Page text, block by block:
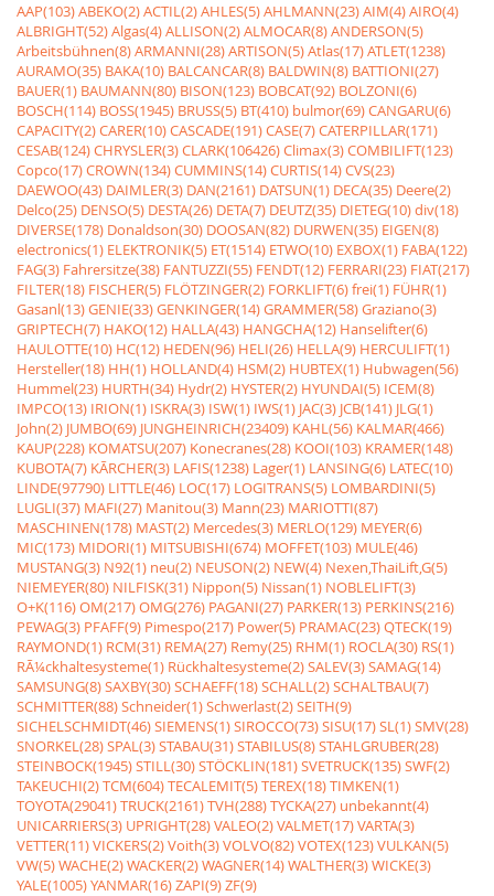
AAP(103)ABEKO(2)ACTIL(2)AHLES(5)AHLMANN(23)AIM(4)AIRO(4)
ALBRIGHT(52)Algas(4)ALLISON(2)ALMOCAR(8)ANDERSON(5)
Arbeitsbühnen(8)ARMANNI(28)ARTISON(5)Atlas(17)ATLET(1238)
AURAMO(35) BAKA(10) BALCANCAR(8) BALDWIN(8) BATTIONI(27)
BAUER(1) BAUMANN(80) BISON(123) BOBCAT(92) BOLZONI(6)
BOSCH(114) BOSS(1945) BRUSS(5) BT(410) bulmor(69)CANGARU(6)
CAPACITY(2)CARER(10)CASCADE(191)CASE(7)CATERPILLAR(171)
CESAB(124)CHRYSLER(3)CLARK(106426)Climax(3)COMBILIFT(123)
Copco(17)CROWN(134)CUMMINS(14)CURTIS(14)CVS(23)
DAEWOO(43) DAIMLER(3) DAN(2161) DATSUN(1) DECA(35) Deere(2)
Delco(25) DENSO(5) DESTA(26) DETA(7) DEUTZ(35) DIETEG(10)div(18)
DIVERSE(178) Donaldson(30) DOOSAN(82) DURWEN(35) EIGEN(8)
electronics(1) ELEKTRONIK(5) ET(1514) ETWO(10) EXBOX(1) FABA(122)
FAG(3) Fahrersitze(38) FANTUZZI(55) FENDT(12) FERRARI(23) FIAT(217)
FILTER(18) FISCHER(5) FLÖTZINGER(2) FORKLIFT(6)frei(1) FÜHR(1)
Gasanl(13)GENIE(33)GENKINGER(14)GRAMMER(58)Graziano(3)
GRIPTECH(7) HAKO(12) HALLA(43) HANGCHA(12) Hanselifter(6)
HAULOTTE(10) HC(12) HEDEN(96) HELI(26) HELLA(9) HERCULIFT(1)
Hersteller(18) HH(1) HOLLAND(4) HSM(2) HUBTEX(1) Hubwagen(56)
Hummel(23) HURTH(34) Hydr(2) HYSTER(2) HYUNDAI(5) ICEM(8)
IMPCO(13) IRION(1) ISKRA(3) ISW(1) IWS(1) JAC(3) JCB(141) JLG(1)
John(2) JUMBO(69) JUNGHEINRICH(23409) KAHL(56) KALMAR(466)
KAUP(228) KOMATSU(207) Konecranes(28) KOOI(103) KRAMER(148)
KUBOTA(7) KÃRCHER(3) LAFIS(1238) Lager(1) LANSING(6) LATEC(10)
LINDE(97790) LITTLE(46) LOC(17) LOGITRANS(5) LOMBARDINI(5)
LUGLI(37) MAFI(27) Manitou(3) Mann(23) MARIOTTI(87)
MASCHINEN(178) MAST(2) Mercedes(3) MERLO(129) MEYER(6)
MIC(173) MIDORI(1) MITSUBISHI(674) MOFFET(103) MULE(46)
MUSTANG(3) N92(1) neu(2) NEUSON(2) NEW(4) Nexen,ThaiLift,G(5)
NIEMEYER(80) NILFISK(31) Nippon(5) Nissan(1) NOBLELIFT(3)
O+K(116)OM(217)OMG(276) PAGANI(27) PARKER(13) PERKINS(216)
PEWAG(3) PFAFF(9) Pimespo(217) Power(5) PRAMAC(23)QTECK(19)
RAYMOND(1) RCM(31) REMA(27) Remy(25) RHM(1) ROCLA(30) RS(1)
RÃ¼ckhaltesysteme(1) Rückhaltesysteme(2)SALEV(3)SAMAG(14)
SAMSUNG(8)SAXBY(30)SCHAEFF(18)SCHALL(2)SCHALTBAU(7)
SCHMITTER(88)Schneider(1)Schwerlast(2)SEITH(9)
SICHELSCHMIDT(46)SIEMENS(1)SIROCCO(73)SISU(17)SL(1)SMV(28)
SNORKEL(28)SPAL(3)STABAU(31)STABILUS(8)STAHLGRUBER(28)
STEINBOCK(1945)STILL(30)STÖCKLIN(181)SVETRUCK(135)SWF(2)
TAKEUCHI(2)TCM(604)TECALEMIT(5)TEREX(18)TIMKEN(1)
TOYOTA(29041)TRUCK(2161)TVH(288)TYCKA(27) unbekannt(4)
UNICARRIERS(3) UPRIGHT(28)VALEO(2)VALMET(17)VARTA(3)
VETTER(11)VICKERS(2)Voith(3)VOLVO(82)VOTEX(123)VULKAN(5)
VW(5)WACHE(2)WACKER(2)WAGNER(14)WALTHER(3)WICKE(3)
YALE(1005)YANMAR(16)ZAPI(9)ZF(9)